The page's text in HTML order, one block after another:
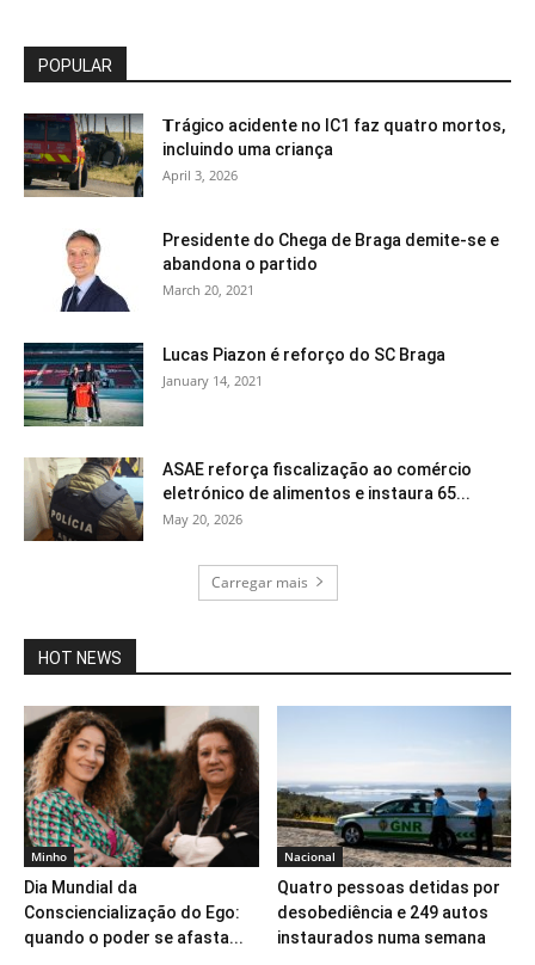
POPULAR
𝗧rágico acidente no IC1 faz quatro mortos,
incluindo uma criança
April 3, 2026
Presidente do Chega de Braga demite-se e
abandona o partido
March 20, 2021
Lucas Piazon é reforço do SC Braga
January 14, 2021
ASAE reforça fiscalização ao comércio
eletrónico de alimentos e instaura 65...
May 20, 2026
Carregar mais
HOT NEWS
Minho
Dia Mundial da
Consciencialização do Ego:
quando o poder se afasta...
Nacional
Quatro pessoas detidas por
desobediência e 249 autos
instaurados numa semana